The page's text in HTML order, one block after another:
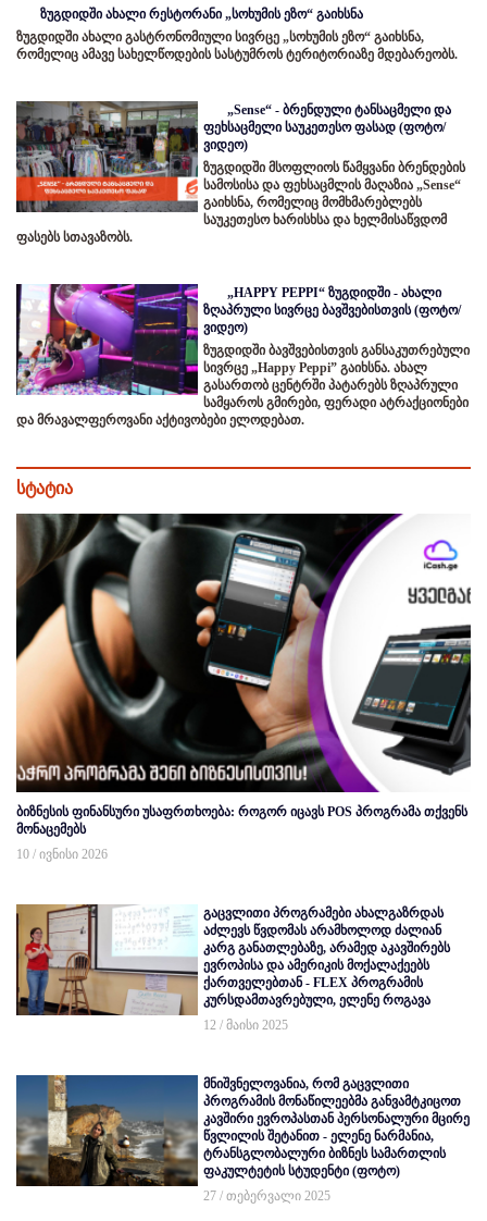
ზუგდიდში ახალი რესტორანი „სოხუმის ეზო“ გაიხსნა
ზუგდიდში ახალი გასტრონომიული სივრცე „სოხუმის ეზო“ გაიხსნა,
რომელიც ამავე სახელწოდების სასტუმროს ტერიტორიაზე მდებარეობს.
„Sense“ - ბრენდული ტანსაცმელი და
ფეხსაცმელი საუკეთესო ფასად (ფოტო/
ვიდეო)
ზუგდიდში მსოფლიოს წამყვანი ბრენდების
სამოსისა და ფეხსაცმლის მაღაზია „Sense“
გაიხსნა, რომელიც მომხმარებლებს
საუკეთესო ხარისხსა და ხელმისაწვდომ
ფასებს სთავაზობს.
„HAPPY PEPPI“ ზუგდიდში - ახალი
ზღაპრული სივრცე ბავშვებისთვის (ფოტო/
ვიდეო)
ზუგდიდში ბავშვებისთვის განსაკუთრებული
სივრცე „Happy Peppi” გაიხსნა. ახალ
გასართობ ცენტრში პატარებს ზღაპრული
სამყაროს გმირები, ფერადი ატრაქციონები
და მრავალფეროვანი აქტივობები ელოდებათ.
სტატია
ბიზნესის ფინანსური უსაფრთხოება: როგორ იცავს POS პროგრამა თქვენს
მონაცემებს
10 / ივნისი 2026
გაცვლითი პროგრამები ახალგაზრდას
აძლევს წვდომას არამხოლოდ ძალიან
კარგ განათლებაზე, არამედ აკავშირებს
ევროპისა და ამერიკის მოქალაქეებს
ქართველებთან - FLEX პროგრამის
კურსდამთავრებული, ელენე როგავა
12 / მაისი 2025
მნიშვნელოვანია, რომ გაცვლითი
პროგრამის მონაწილეებმა განვამტკიცოთ
კავშირი ევროპასთან პერსონალური მცირე
წვლილის შეტანით - ელენე ნარმანია,
ტრანსგლობალური ბიზნეს სამართლის
ფაკულტეტის სტუდენტი (ფოტო)
27 / თებერვალი 2025